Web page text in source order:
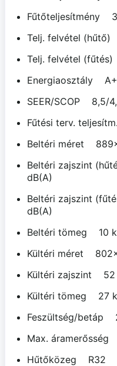
Fűtőteljesítmény
Telj. felvétel
Telj. felvétel
Energiaosztály
SEER/SCOP 8,5/
Fűtési terv.
Beltéri méret
Beltéri zajszint
dB(A)
Beltéri zajszint
dB(A)
Beltéri tömeg 10
Kültéri méret
Kültéri zajszint 52
Kültéri tömeg 27
Feszültség/betáp
Max. áramerősség
Hűtőközeg R32